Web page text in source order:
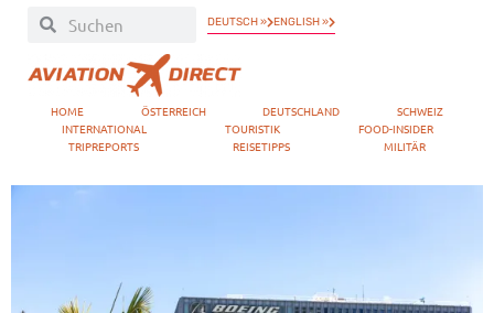
DEUTSCH » ENGLISH »
HOME ÖSTERREICH DEUTSCHLAND
SCHWEIZ
INTERNATIONAL
TOURISTIK
FOOD-INSIDER
TRIPREPORTS
REISETIPPS MILITÄR